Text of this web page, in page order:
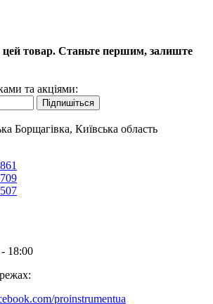
цей товар. Станьте першим, залиште
та акціями:
Підпишіться
Борщагівка, Київська область
18:00
proinstrumentua